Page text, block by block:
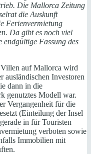
Die Mallorca Zeitung
die Auskunft
Ferienvermietung
Da gibt es noch viel
Fassung des
auf Mallorca wird
ausländischen Investoren
dann in die
genutztes Modell war.
Vergangenheit für die
(Einteilung der Insel
in für Touristen
verboten sowie
Immobilien mit